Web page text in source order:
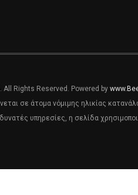
All Rights Reserved. Powered by
σε άτομα νόμιμης ηλικίας
δυνατές υπηρεσίες, η σελίδα